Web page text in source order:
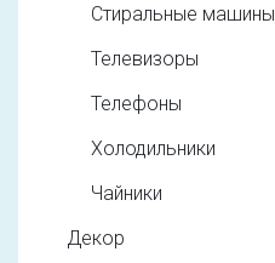
Стиральные машины
Телевизоры
Телефоны
Холодильники
Чайники
Декор